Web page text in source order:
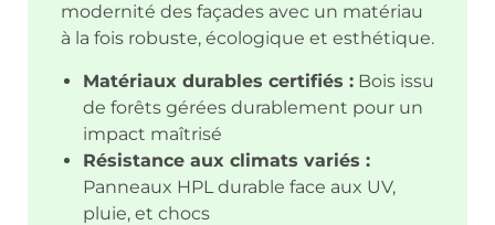
modernité des façades avec un matériau
à la fois robuste, écologique et esthétique.
Matériaux durables certifiés : Bois issu
de forêts gérées durablement pour un
impact maîtrisé
Résistance aux climats variés :
Panneaux HPL durable face aux UV,
pluie, et chocs